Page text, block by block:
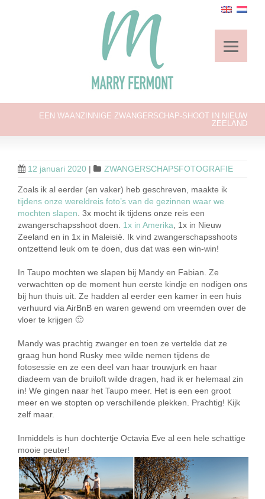
EEN WAANZINNIGE ZWANGERSCHAP-SHOOT IN NIEUW
ZEELAND
12 januari 2020 | ZWANGERSCHAPSFOTOGRAFIE
Zoals ik al eerder (en vaker) heb geschreven, maakte ik
tijdens onze wereldreis foto’s van de gezinnen waar we
mochten slapen . 3x mocht ik tijdens onze reis een
zwangerschapsshoot doen. 1x in Amerika , 1x in Nieuw
Zeeland en in 1x in Maleisië. Ik vind zwangerschapsshoots
ontzettend leuk om te doen, dus dat was een win-win!
In Taupo mochten we slapen bij Mandy en Fabian. Ze
verwachtten op de moment hun eerste kindje en nodigen ons
bij hun thuis uit. Ze hadden al eerder een kamer in een huis
verhuurd via AirBnB en waren gewend om vreemden over de
vloer te krijgen 🙂
Mandy was prachtig zwanger en toen ze vertelde dat ze
graag hun hond Rusky mee wilde nemen tijdens de
fotosessie en ze een deel van haar trouwjurk en haar
diadeem van de bruiloft wilde dragen, had ik er helemaal zin
in! We gingen naar het Taupo meer. Het is een een groot
meer en we stopten op verschillende plekken. Prachtig! Kijk
zelf maar.
Inmiddels is hun dochtertje Octavia Eve al een hele schattige
mooie peuter!